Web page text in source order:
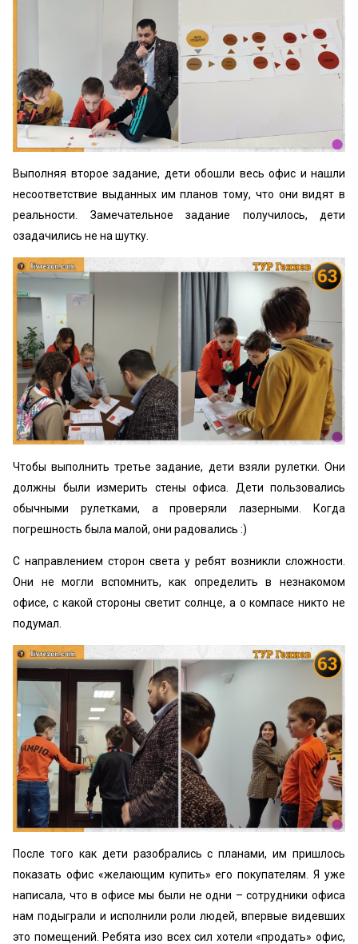
Выполняя второе задание, дети обошли весь офис и нашли
несоответствие выданных им планов тому, что они видят в
реальности. Замечательное задание получилось, дети
озадачились не на шутку.
Чтобы выполнить третье задание, дети взяли рулетки. Они
должны были измерить стены офиса. Дети пользовались
обычными рулетками, а проверяли лазерными. Когда
погрешность была малой, они радовались :)
С направлением сторон света у ребят возникли сложности.
Они не могли вспомнить, как определить в незнакомом
офисе, с какой стороны светит солнце, а о компасе никто не
подумал.
После того как дети разобрались с планами, им пришлось
показать офис «желающим купить» его покупателям. Я уже
написала, что в офисе мы были не одни – сотрудники офиса
нам подыграли и исполнили роли людей, впервые видевших
это помещений. Ребята изо всех сил хотели «продать» офис,